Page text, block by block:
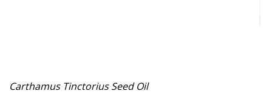
Carthamus Tinctorius Seed Oil